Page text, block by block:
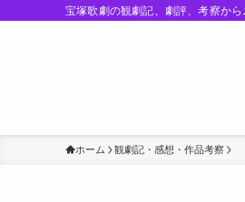
宝塚歌劇の観劇記、劇評、考察か
ホーム 観劇記・感想・作品考察